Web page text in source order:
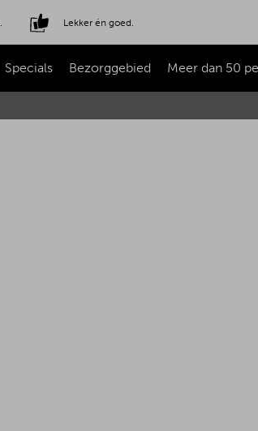
Lekker én goed.
Specials Bezorggebied Meer dan 50